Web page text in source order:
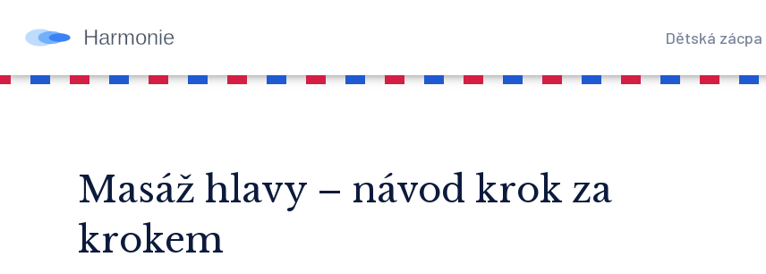
Dětská zácpa
Masáž hlavy – návod krok za
krokem